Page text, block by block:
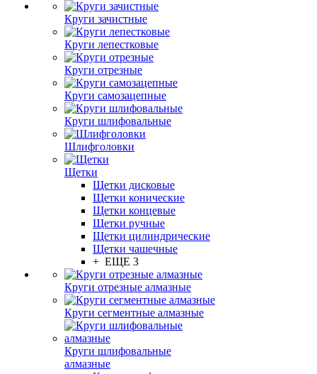
Круги зачистные
Круги лепестковые
Круги отрезные
Круги самозацепные
Круги шлифовальные
Шлифголовки
Щетки
Щетки дисковые
Щетки конические
Щетки концевые
Щетки ручные
Щетки цилиндрические
Щетки чашечные
+ ЕЩЕ 3
Круги отрезные алмазные
Круги сегментные алмазные
Круги шлифовальные
алмазные